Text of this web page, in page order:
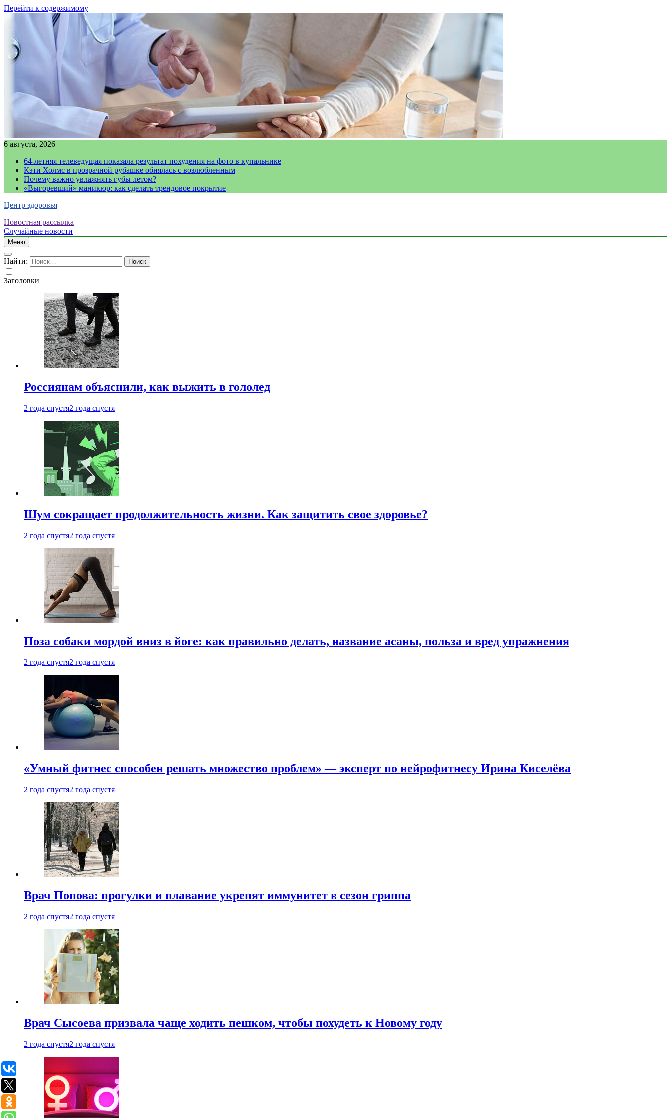
Перейти к содержимому
6 августа, 2026
64-летняя телеведущая показала результат похудения на фото в купальнике
Кэти Холмс в прозрачной рубашке обнялась с возлюбленным
Почему важно увлажнять губы летом?
«Выгоревший» маникюр: как сделать трендовое покрытие
Центр здоровья
Новостная рассылка
Случайные новости
Меню
Найти:
Заголовки
Россиянам объяснили, как выжить в гололед
2 года спустя2 года спустя
Шум сокращает продолжительность жизни. Как защитить свое здоровье?
2 года спустя2 года спустя
Поза собаки мордой вниз в йоге: как правильно делать, название асаны, польза и вред упражнения
2 года спустя2 года спустя
«Умный фитнес способен решать множество проблем» — эксперт по нейрофитнесу Ирина Киселёва
2 года спустя2 года спустя
Врач Попова: прогулки и плавание укрепят иммунитет в сезон гриппа
2 года спустя2 года спустя
Врач Сысоева призвала чаще ходить пешком, чтобы похудеть к Новому году
2 года спустя2 года спустя